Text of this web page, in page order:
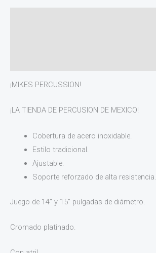
¡MIKES PERCUSSION!
¡LA TIENDA DE PERCUSION DE MEXICO!
Cobertura de acero inoxidable.
Estilo tradicional.
Ajustable.
Soporte reforzado de alta resistencia.
Juego de 14″ y 15″ pulgadas de diámetro.
Cromado platinado.